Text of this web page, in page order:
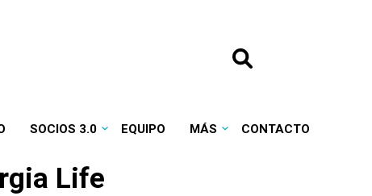
SOCIOS 3.0 EQUIPO MÁS CONTACTO
Life